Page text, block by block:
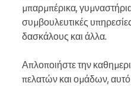
μπαρμπέρικα, γυμναστήρια,
συμβουλευτικές
δασκάλους και άλλα.
Απλοποιήστε την
πελατών και ομάδων,